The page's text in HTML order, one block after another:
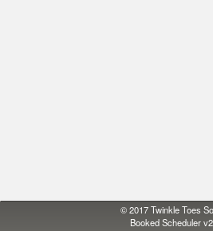
© 2017Twinkle Toes
Booked Scheduler